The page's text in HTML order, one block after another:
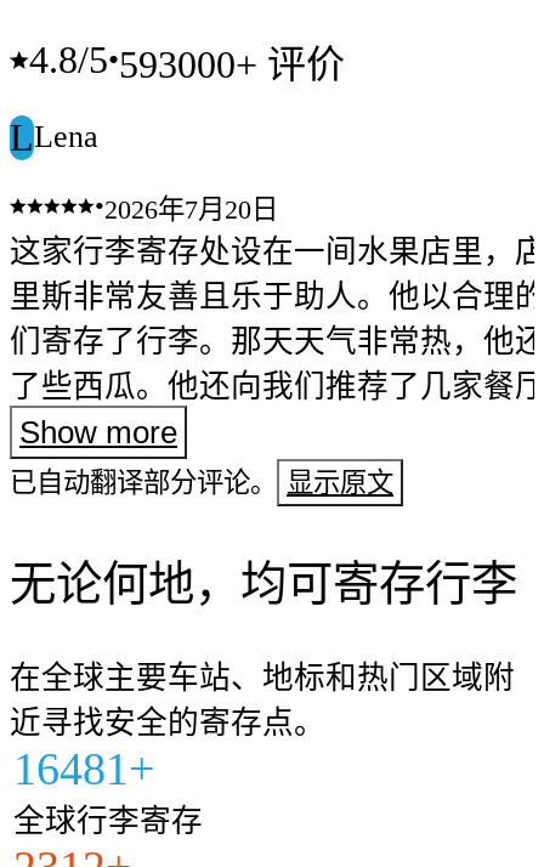
4.8/5•593000+ 评价
LLena
•2026年7月20日
这家行李寄存处设在一间水果店里，
里斯非常友善且乐于助人。他以合理
们寄存了行李。那天天气非常热，他
了些西瓜。他还向我们推荐了几家餐
是我们整个雅典之行中吃得最棒的一
Show more
已自动翻译部分评论。 显示原文
无论何地，均可寄存行李
在全球主要车站、地标和热门区域附
近寻找安全的寄存点。
16481+
全球行李寄存